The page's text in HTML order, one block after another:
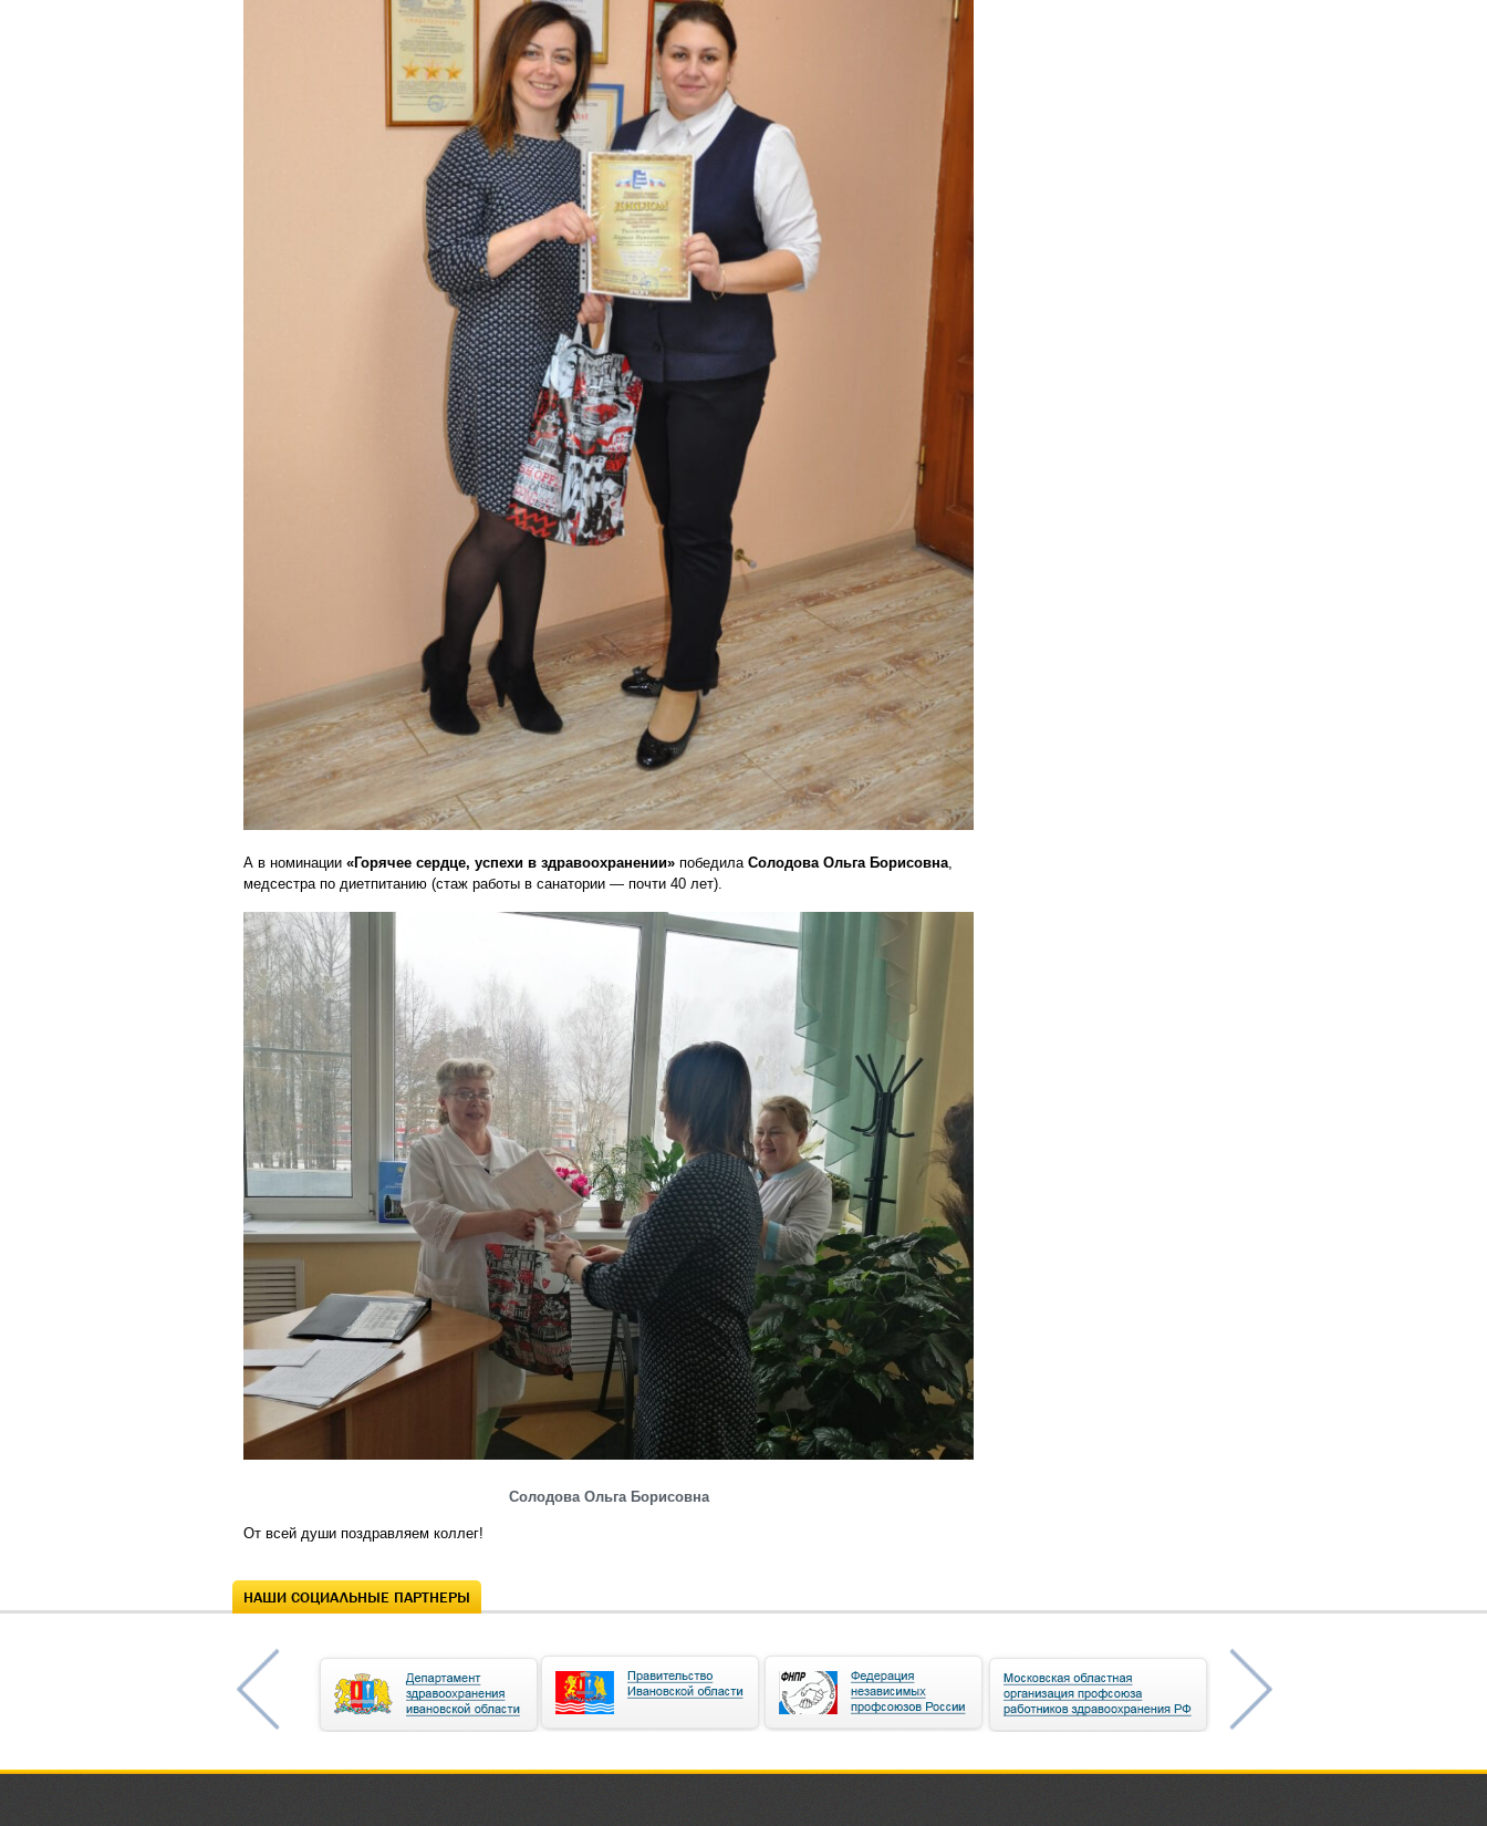
А в номинации «Горячее сердце, успехи в здравоохранении» победила Солодова Ольга Борисовна,
медсестра по диетпитанию (стаж работы в санатории — почти 40 лет).
Солодова Ольга Борисовна
От всей души поздравляем коллег!
НАШИ СОЦИАЛЬНЫЕ ПАРТНЕРЫ